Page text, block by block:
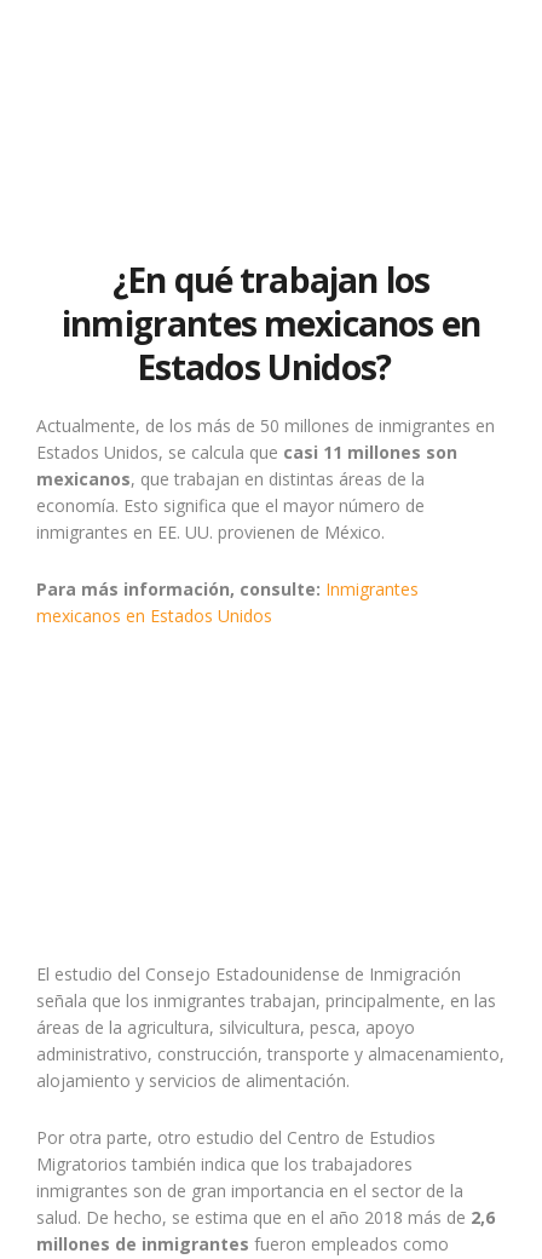
¿En qué trabajan los
inmigrantes mexicanos en
Estados Unidos?
Actualmente, de los más de 50 millones de inmigrantes en
Estados Unidos, se calcula que casi 11 millones son
mexicanos, que trabajan en distintas áreas de la
economía. Esto significa que el mayor número de
inmigrantes en EE. UU. provienen de México.
Para más información, consulte: Inmigrantes
mexicanos en Estados Unidos
El estudio del Consejo Estadounidense de Inmigración
señala que los inmigrantes trabajan, principalmente, en las
áreas de la agricultura, silvicultura, pesca, apoyo
administrativo, construcción, transporte y almacenamiento,
alojamiento y servicios de alimentación.
Por otra parte, otro estudio del Centro de Estudios
Migratorios también indica que los trabajadores
inmigrantes son de gran importancia en el sector de la
salud. De hecho, se estima que en el año 2018 más de 2,6
millones de inmigrantes fueron empleados como